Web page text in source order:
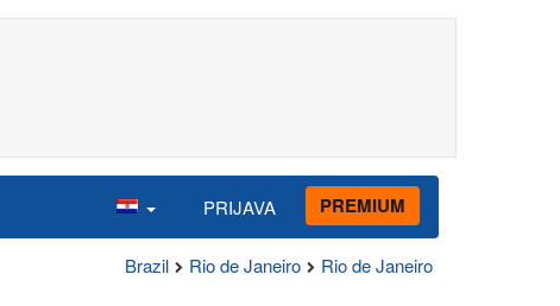
PRIJAVA PREMIUM
Brazil Rio de Janeiro Rio de Janeiro